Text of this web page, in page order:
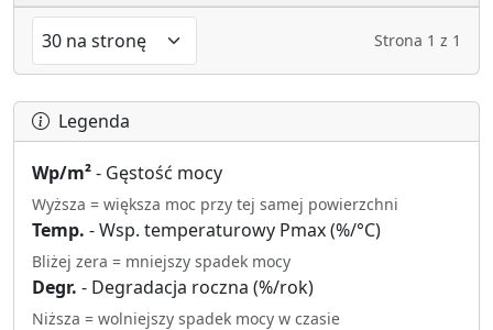
Strona 1 z 1
Legenda
Wp/m²- Gęstość mocy
Wyższa = większa moc przy tej samej powierzchni
Temp. - Wsp. temperaturowy Pmax (%/°C)
Bliżej zera = mniejszy spadek mocy
Degr. - Degradacja roczna (%/rok)
Niższa = wolniejszy spadek mocy w czasie